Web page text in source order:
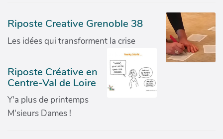
Riposte Creative Grenoble 38
Les idées qui transforment la crise
Riposte Créative en
Centre-Val de Loire
Y'a plus de printemps
M'sieurs Dames !